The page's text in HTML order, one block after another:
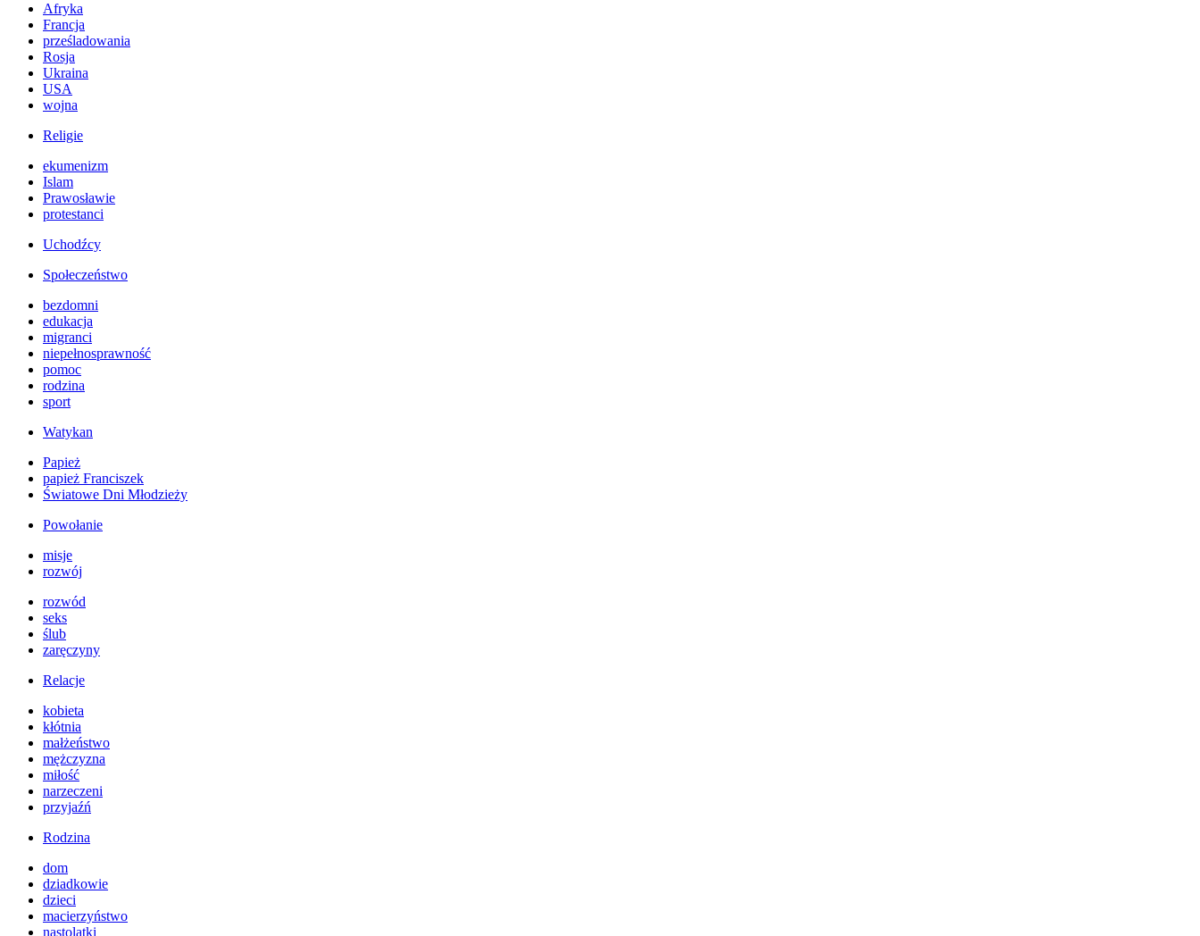
Afryka
Francja
prześladowania
Rosja
Ukraina
USA
wojna
Religie
ekumenizm
Islam
Prawosławie
protestanci
Uchodźcy
Społeczeństwo
bezdomni
edukacja
migranci
niepełnosprawność
pomoc
rodzina
sport
Watykan
Papież
papież Franciszek
Światowe Dni Młodzieży
Powołanie
misje
rozwój
rozwód
seks
ślub
zaręczyny
Relacje
kobieta
kłótnia
małżeństwo
mężczyzna
miłość
narzeczeni
przyjaźń
Rodzina
dom
dziadkowie
dzieci
macierzyństwo
nastolatki